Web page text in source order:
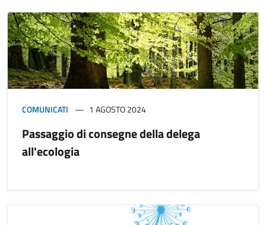
COMUNICATI 1 AGOSTO 2024
Passaggio di consegne della delega
all'ecologia